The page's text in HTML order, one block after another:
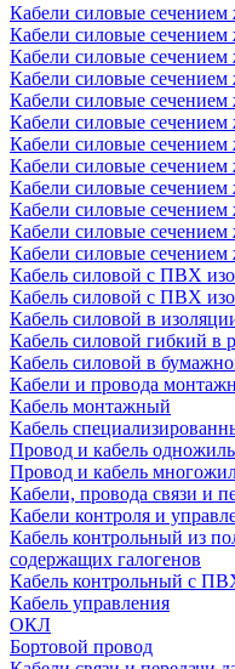
Кабели силовые
Кабели силовые
Кабели силовые
Кабели силовые
Кабели силовые
Кабели силовые
Кабели силовые
Кабели силовые
Кабели силовые
Кабели силовые
Кабели силовые
Кабели силовые
Кабель силовой с ПВХ
Кабель силовой с ПВХ
Кабель силовой в
Кабель силовой гибкий в
Кабель силовой в
Кабели и провода
Кабель монтажный
Кабель
Провод и кабель
Провод и кабель
Кабели, провода связи и
Кабели контроля и
Кабель контрольный из
содержащих галогенов
Кабель контрольный с
Кабель управления
ОКЛ
Бортовой провод